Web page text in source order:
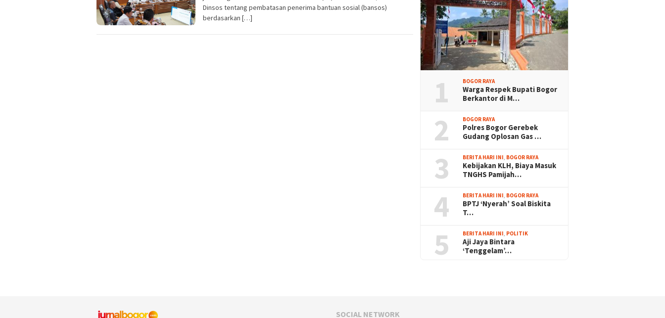
Dinsos tentang pembatasan penerima bantuan sosial (bansos)
berdasarkan […]
1 BOGOR RAYA
Warga Respek Bupati Bogor
Berkantor di M…
2 BOGOR RAYA
Polres Bogor Gerebek
Gudang Oplosan Gas …
3 BERITA HARI INI, BOGOR RAYA
Kebijakan KLH, Biaya Masuk
TNGHS Pamijah…
4 BERITA HARI INI, BOGOR RAYA
BPTJ ‘Nyerah’ Soal Biskita
T…
5 BERITA HARI INI, POLITIK
Aji Jaya Bintara
‘Tenggelam’…
SOCIAL NETWORK